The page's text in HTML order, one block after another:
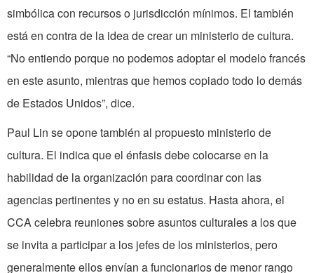
simbólica con recursos o jurisdicción mínimos. El también
está en contra de la idea de crear un ministerio de cultura.
“No entiendo porque no podemos adoptar el modelo francés
en este asunto, mientras que hemos copiado todo lo demás
de Estados Unidos”, dice.
Paul Lin se opone también al propuesto ministerio de
cultura. El indica que el énfasis debe colocarse en la
habilidad de la organización para coordinar con las
agencias pertinentes y no en su estatus. Hasta ahora, el
CCA celebra reuniones sobre asuntos culturales a los que
se invita a participar a los jefes de los ministerios, pero
generalmente ellos envían a funcionarios de menor rango